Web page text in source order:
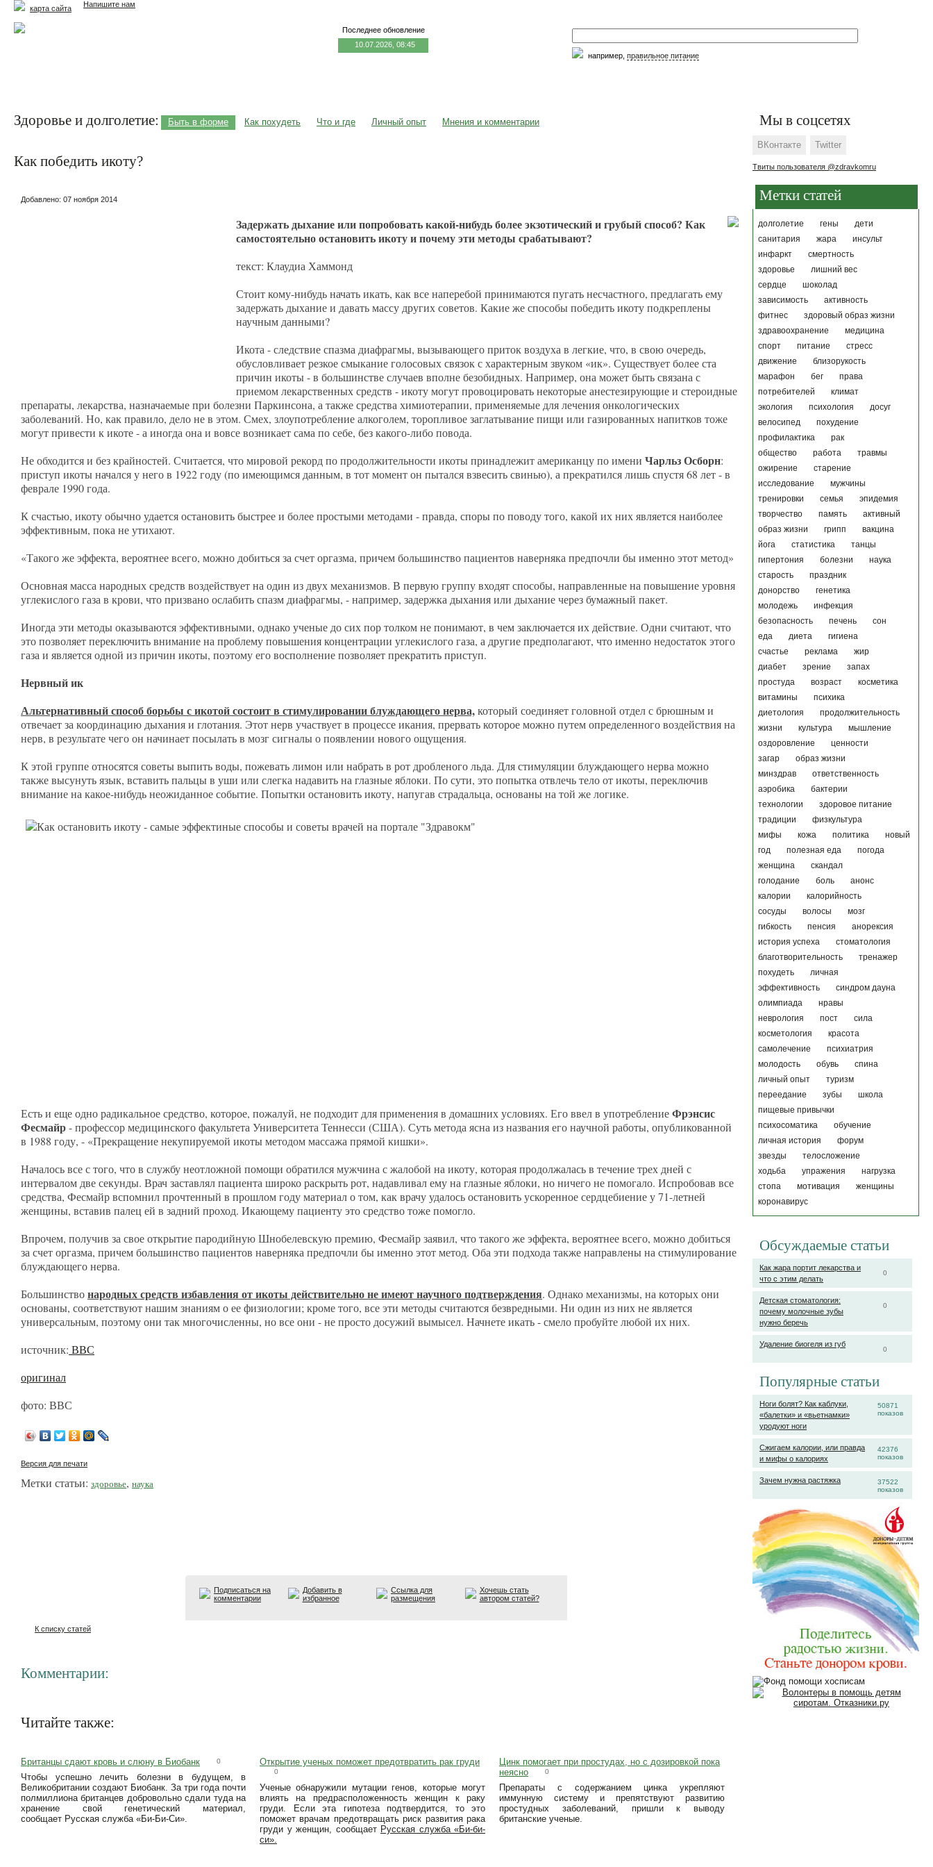
Напишите нам
например, правильное питание
карта сайта
Последнее обновление
10.07.2026, 08:45
Мы в соцсетях
ВКонтакте Twitter
Твиты пользователя @zdravkomru
Метки статей
долголетие гены
дети
санитария
жара
инсульт
инфаркт
смертность
здоровье
лишний вес
сердце
шоколад
зависимость
активность
фитнес
здоровый образ жизни
здравоохранение
медицина
спорт
питание
стресс
движение
близорукость
марафон
бег
права
потребителей
климат
экология
психология
досуг
велосипед
похудение
профилактика
рак
общество
работа
травмы
ожирение
старение
исследование
мужчины
тренировки
семья
эпидемия
творчество
память
активный
образ жизни
грипп
вакцина
йога
статистика
танцы
гипертония
болезни
наука
старость
праздник
донорство
генетика
молодежь
инфекция
безопасность
печень
сон
еда
диета
гигиена
счастье
реклама
жир
диабет
зрение
запах
простуда
возраст
косметика
витамины
психика
диетология
продолжительность
жизни
культура
мышление
оздоровление
ценности
загар
образ жизни
минздрав
ответственность
аэробика
бактерии
технологии
здоровое питание
традиции
физкультура
мифы
кожа политика
новый
год
полезная еда
погода
женщина
скандал
голодание
боль
анонс
калории
калорийность
сосуды
волосы
мозг
гибкость
пенсия
анорексия
история успеха
стоматология
благотворительность
тренажер
похудеть
личная
эффективность
синдром дауна
олимпиада
нравы
неврология
пост
сила
косметология
красота
самолечение
психиатрия
молодость
обувь
спина
личный опыт
туризм
переедание
зубы
школа
пищевые привычки
психосоматика
обучение
личная история
форум
звезды
телосложение
ходьба
упражения
нагрузка
стопа
мотивация
женщины
коронавирус
Обсуждаемые статьи
0
Как жара портит лекарства и
что с этим делать
0
Детская стоматология:
почему молочные зубы
нужно беречь
0
Удаление биогеля из губ
Популярные статьи
50871
показов
Ноги болят? Как каблуки,
«балетки» и «вьетнамки»
уродуют ноги
42376
показов
Сжигаем калории, или правда
и мифы о калориях
37522
показов
Зачем нужна растяжка
Здоровье и долголетие: Быть в форме Как похудеть Что и где Личный опыт Мнения и комментарии
Как победить икоту?
Добавлено: 07 ноября 2014
Задержать дыхание или попробовать какой-нибудь более экзотический и грубый способ? Как
самостоятельно остановить икоту и почему эти методы срабатывают?
текст: Клаудиа Хаммонд
Стоит кому-нибудь начать икать, как все наперебой принимаются пугать несчастного, предлагать ему
задержать дыхание и давать массу других советов. Какие же способы победить икоту подкреплены
научным данными?
Икота - следствие спазма диафрагмы, вызывающего приток воздуха в легкие, что, в свою очередь,
обусловливает резкое смыкание голосовых связок с характерным звуком «ик». Существует более ста
причин икоты - в большинстве случаев вполне безобидных. Например, она может быть связана с
приемом лекарственных средств - икоту могут провоцировать некоторые анестезирующие и стероидные
препараты, лекарства, назначаемые при болезни Паркинсона, а также средства химиотерапии, применяемые для лечения онкологических
заболеваний. Но, как правило, дело не в этом. Смех, злоупотребление алкоголем, торопливое заглатывание пищи или газированных напитков тоже
могут привести к икоте - а иногда она и вовсе возникает сама по себе, без какого-либо повода.
Не обходится и без крайностей. Считается, что мировой рекорд по продолжительности икоты принадлежит американцу по имени Чарльз Осборн:
приступ икоты начался у него в 1922 году (по имеющимся данным, в тот момент он пытался взвесить свинью), а прекратился лишь спустя 68 лет - в
феврале 1990 года.
К счастью, икоту обычно удается остановить быстрее и более простыми методами - правда, споры по поводу того, какой их них является наиболее
эффективным, пока не утихают.
«Такого же эффекта, вероятнее всего, можно добиться за счет оргазма, причем большинство пациентов наверняка предпочли бы именно этот метод»
Основная масса народных средств воздействует на один из двух механизмов. В первую группу входят способы, направленные на повышение уровня
углекислого газа в крови, что призвано ослабить спазм диафрагмы, - например, задержка дыхания или дыхание через бумажный пакет.
Иногда эти методы оказываются эффективными, однако ученые до сих пор толком не понимают, в чем заключается их действие. Одни считают, что
это позволяет переключить внимание на проблему повышения концентрации углекислого газа, а другие предполагают, что именно недостаток этого
газа и является одной из причин икоты, поэтому его восполнение позволяет прекратить приступ.
Нервный ик
Альтернативный способ борьбы с икотой состоит в стимулировании блуждающего нерва,который соединяет головной отдел с брюшным и
отвечает за координацию дыхания и глотания. Этот нерв участвует в процессе икания, прервать которое можно путем определенного воздействия на
нерв, в результате чего он начинает посылать в мозг сигналы о появлении нового ощущения.
К этой группе относятся советы выпить воды, пожевать лимон или набрать в рот дробленого льда. Для стимуляции блуждающего нерва можно
также высунуть язык, вставить пальцы в уши или слегка надавить на глазные яблоки. По сути, это попытка отвлечь тело от икоты, переключив
внимание на какое-нибудь неожиданное событие. Попытки остановить икоту, напугав страдальца, основаны на той же логике.
Есть и еще одно радикальное средство, которое, пожалуй, не подходит для применения в домашних условиях. Его ввел в употреблениеФрэнсис
Фесмайр- профессор медицинского факультета Университета Теннесси (США). Суть метода ясна из названия его научной работы, опубликованной
в 1988 году, - «Прекращение некупируемой икоты методом массажа прямой кишки».
Началось все с того, что в службу неотложной помощи обратился мужчина с жалобой на икоту, которая продолжалась в течение трех дней с
интервалом две секунды. Врач заставлял пациента широко раскрыть рот, надавливал ему на глазные яблоки, но ничего не помогало. Испробовав все
средства, Фесмайр вспомнил прочтенный в прошлом году материал о том, как врачу удалось остановить ускоренное сердцебиение у 71-летней
женщины, вставив палец ей в задний проход. Икающему пациенту это средство тоже помогло.
Впрочем, получив за свое открытие пародийную Шнобелевскую премию, Фесмайр заявил, что такого же эффекта, вероятнее всего, можно добиться
за счет оргазма, причем большинство пациентов наверняка предпочли бы именно этот метод. Оба эти подхода также направлены на стимулирование
блуждающего нерва.
Большинствонародных средств избавления от икоты действительно не имеют научного подтверждения. Однако механизмы, на которых они
основаны, соответствуют нашим знаниям о ее физиологии; кроме того, все эти методы считаются безвредными. Ни один из них не является
универсальным, поэтому они так многочисленны, но все они - не просто досужий вымысел. Начнете икать - смело пробуйте любой их них.
источник: ВВС
оригинал
фото: ВВС
Версия для печати
Метки статьи: здоровье, наука
Подписаться на
комментарии
Добавить в
избранное
Ссылка для
размещения
Хочешь стать
автором статей?
К списку статей
Комментарии:
Читайте также:
Британцы сдают кровь и слюну в Биобанк 0
Чтобы успешно лечить болезни в будущем, в
Великобритании создают Биобанк. За три года почти
полмиллиона британцев добровольно сдали туда на
хранение свой генетический материал,
сообщает Русская служба «Би-Би-Си».
Открытие ученых поможет предотвратить рак груди
0
Ученые обнаружили мутации генов, которые могут
влиять на предрасположенность женщин к раку
груди. Если эта гипотеза подтвердится, то это
поможет врачам предотвращать риск развития рака
груди у женщин, сообщает Русская служба «Би-би-
си».
Цинк помогает при простудах, но с дозировкой пока
неясно
0
Препараты с содержанием цинка укрепляют
иммунную систему и препятствуют развитию
простудных заболеваний, пришли к выводу
британские ученые.